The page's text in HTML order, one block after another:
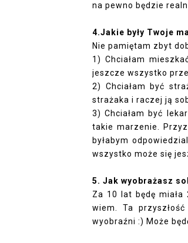
na pewno będzie
4.Jakie były Twoje
Nie pamiętam zbyt
1) Chciałam
jeszcze wszystko
2) Chciałam być
strażaka i raczej ją
3) Chciałam być
takie marzenie.
byłabym
wszystko może się
5. Jak wyobrażasz
Za 10 lat będę
wiem. Ta
wyobraźni :) Może